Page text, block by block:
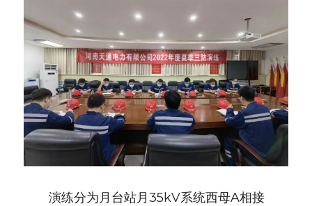
演练分为月台站月35kV系统西母A相接